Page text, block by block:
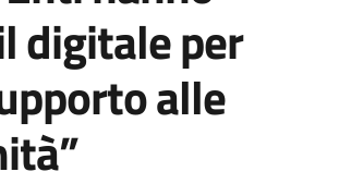
digitale per
alle